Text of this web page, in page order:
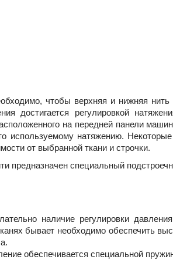
чтобы верхняя и нижняя
достигается регулировкой
на передней панели
используемому натяжению.
от выбранной ткани и строчки.
предназначен специальный
наличие регулировки
бывает необходимо обеспечить
обеспечивается специальной